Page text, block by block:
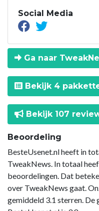
Social Media
Ga naar
Bekijk 4
Bekijk 107
Beoordeling
BesteUsenet.nl heeft in
TweakNews. In totaal
beoordelingen. Dat
over TweakNews gaat.
gemiddeld 3.1 sterren. De